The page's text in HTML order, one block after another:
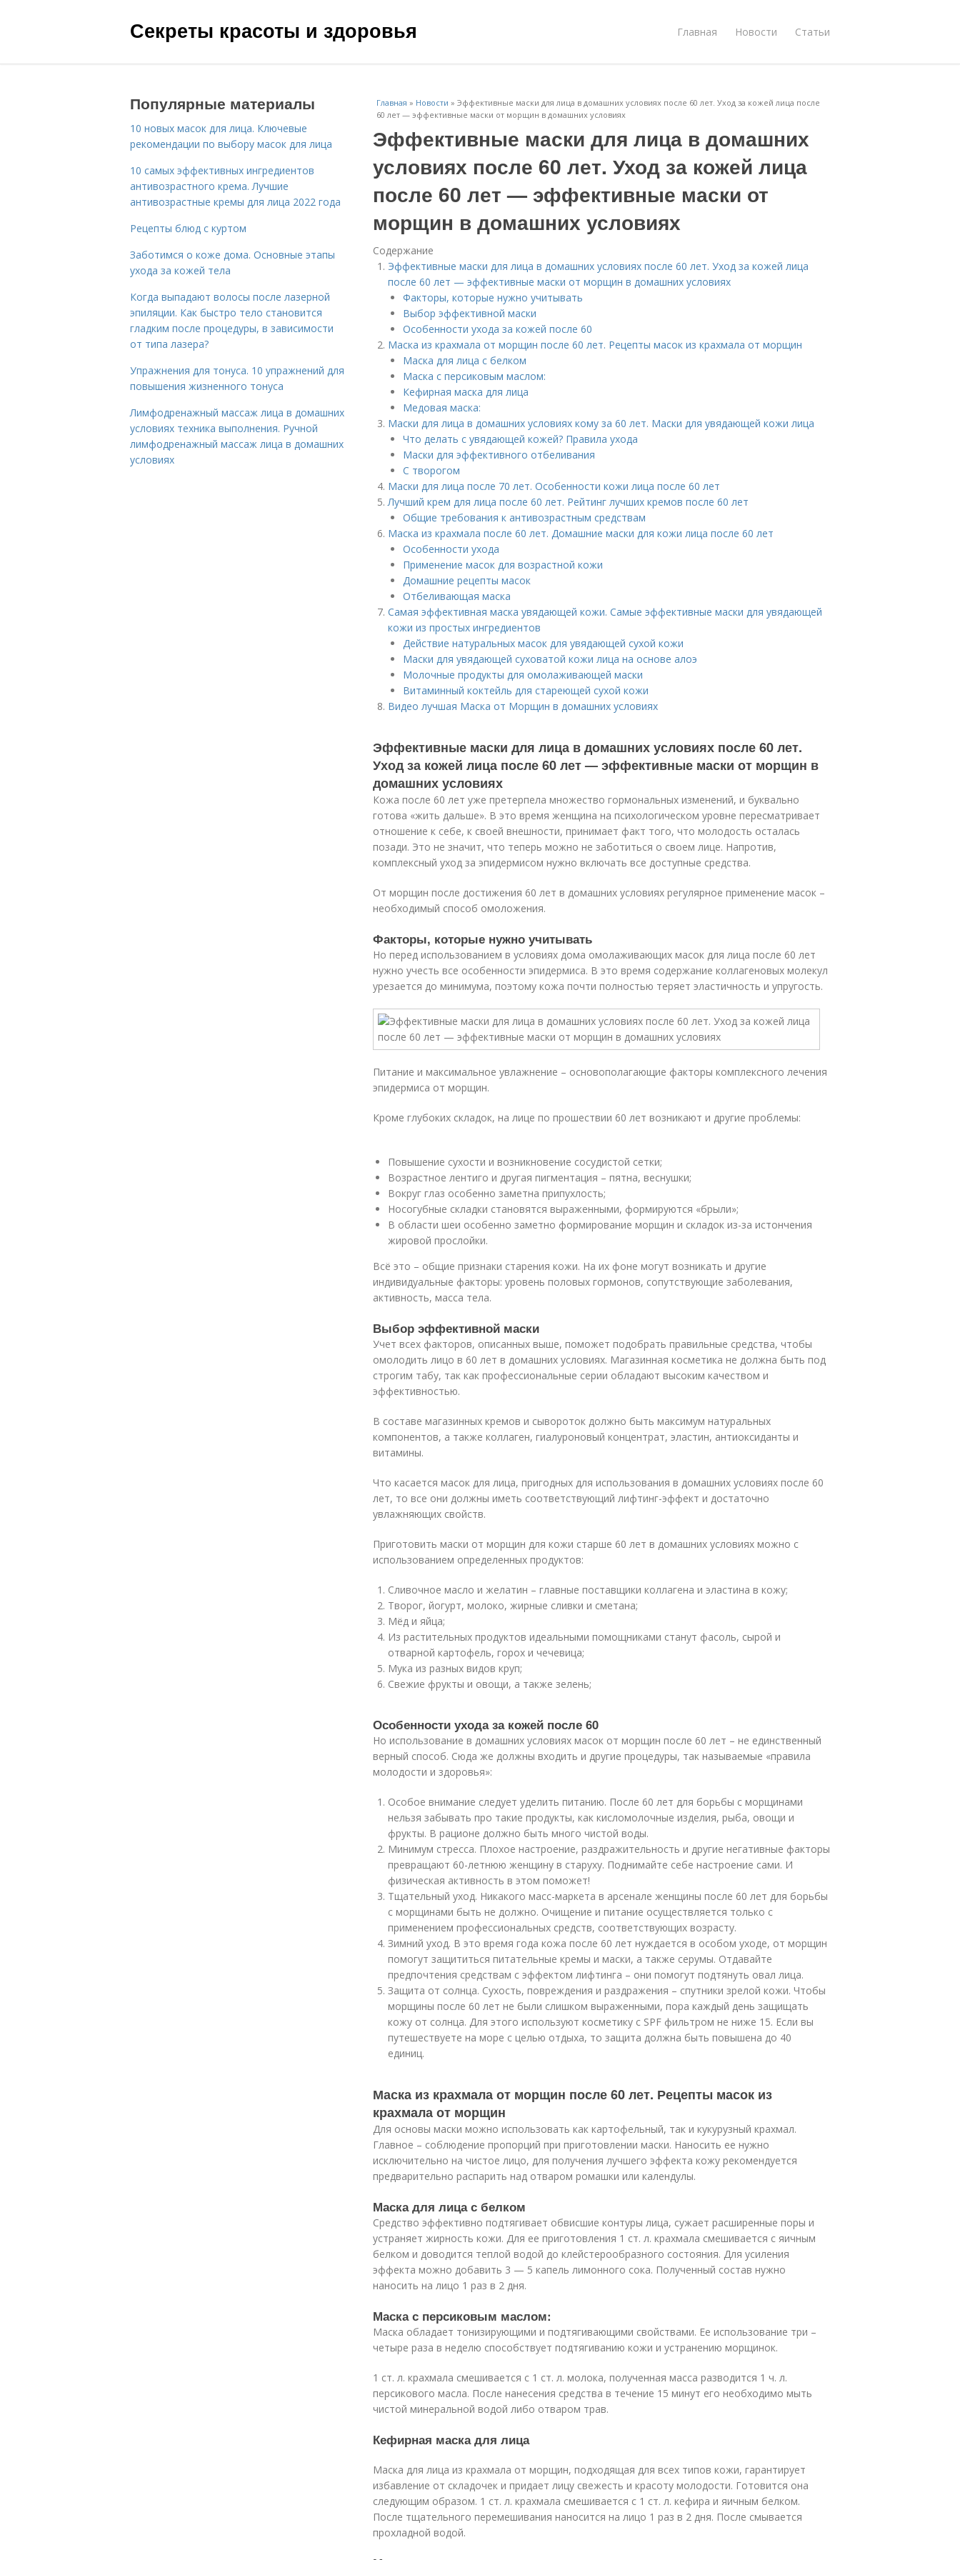
Секреты красоты и здоровья Главная Новости Статьи
Главная » Новости » Эффективные маски для лица в домашних условиях после 60 лет. Уход за кожей лица после
60 лет — эффективные маски от морщин в домашних условиях
Эффективные маски для лица в домашних
условиях после 60 лет. Уход за кожей лица
после 60 лет — эффективные маски от
морщин в домашних условиях
Содержание
Эффективные маски для лица в домашних условиях после 60 лет. Уход за кожей лица
после 60 лет — эффективные маски от морщин в домашних условиях
Факторы, которые нужно учитывать
Выбор эффективной маски
Особенности ухода за кожей после 60
Маска из крахмала от морщин после 60 лет. Рецепты масок из крахмала от морщин
Маска для лица с белком
Маска с персиковым маслом:
Кефирная маска для лица
Медовая маска:
Маски для лица в домашних условиях кому за 60 лет. Маски для увядающей кожи лица
Что делать с увядающей кожей? Правила ухода
Маски для эффективного отбеливания
С творогом
Маски для лица после 70 лет. Особенности кожи лица после 60 лет
Лучший крем для лица после 60 лет. Рейтинг лучших кремов после 60 лет
Общие требования к антивозрастным средствам
Маска из крахмала после 60 лет. Домашние маски для кожи лица после 60 лет
Особенности ухода
Применение масок для возрастной кожи
Домашние рецепты масок
Отбеливающая маска
Самая эффективная маска увядающей кожи. Самые эффективные маски для увядающей
кожи из простых ингредиентов
Действие натуральных масок для увядающей сухой кожи
Маски для увядающей суховатой кожи лица на основе алоэ
Молочные продукты для омолаживающей маски
Витаминный коктейль для стареющей сухой кожи
Видео лучшая Маска от Морщин в домашних условиях
Эффективные маски для лица в домашних условиях после 60 лет.
Уход за кожей лица после 60 лет — эффективные маски от морщин в
домашних условиях
Кожа после 60 лет уже претерпела множество гормональных изменений, и буквально
готова «жить дальше». В это время женщина на психологическом уровне пересматривает
отношение к себе, к своей внешности, принимает факт того, что молодость осталась
позади. Это не значит, что теперь можно не заботиться о своем лице. Напротив,
комплексный уход за эпидермисом нужно включать все доступные средства.
От морщин после достижения 60 лет в домашних условиях регулярное применение масок –
необходимый способ омоложения.
Факторы, которые нужно учитывать
Но перед использованием в условиях дома омолаживающих масок для лица после 60 лет
нужно учесть все особенности эпидермиса. В это время содержание коллагеновых молекул
урезается до минимума, поэтому кожа почти полностью теряет эластичность и упругость.
Питание и максимальное увлажнение – основополагающие факторы комплексного лечения
эпидермиса от морщин.
Кроме глубоких складок, на лице по прошествии 60 лет возникают и другие проблемы:
Повышение сухости и возникновение сосудистой сетки;
Возрастное лентиго и другая пигментация – пятна, веснушки;
Вокруг глаз особенно заметна припухлость;
Носогубные складки становятся выраженными, формируются «брыли»;
В области шеи особенно заметно формирование морщин и складок из-за истончения
жировой прослойки.
Всё это – общие признаки старения кожи. На их фоне могут возникать и другие
индивидуальные факторы: уровень половых гормонов, сопутствующие заболевания,
активность, масса тела.
Выбор эффективной маски
Учет всех факторов, описанных выше, поможет подобрать правильные средства, чтобы
омолодить лицо в 60 лет в домашних условиях. Магазинная косметика не должна быть под
строгим табу, так как профессиональные серии обладают высоким качеством и
эффективностью.
В составе магазинных кремов и сывороток должно быть максимум натуральных
компонентов, а также коллаген, гиалуроновый концентрат, эластин, антиоксиданты и
витамины.
Что касается масок для лица, пригодных для использования в домашних условиях после 60
лет, то все они должны иметь соответствующий лифтинг-эффект и достаточно
увлажняющих свойств.
Приготовить маски от морщин для кожи старше 60 лет в домашних условиях можно с
использованием определенных продуктов:
Сливочное масло и желатин – главные поставщики коллагена и эластина в кожу;
Творог, йогурт, молоко, жирные сливки и сметана;
Мёд и яйца;
Из растительных продуктов идеальными помощниками станут фасоль, сырой и
отварной картофель, горох и чечевица;
Мука из разных видов круп;
Свежие фрукты и овощи, а также зелень;
Особенности ухода за кожей после 60
Но использование в домашних условиях масок от морщин после 60 лет – не единственный
верный способ. Сюда же должны входить и другие процедуры, так называемые «правила
молодости и здоровья»:
Особое внимание следует уделить питанию. После 60 лет для борьбы с морщинами
нельзя забывать про такие продукты, как кисломолочные изделия, рыба, овощи и
фрукты. В рационе должно быть много чистой воды.
Минимум стресса. Плохое настроение, раздражительность и другие негативные факторы
превращают 60-летнюю женщину в старуху. Поднимайте себе настроение сами. И
физическая активность в этом поможет!
Тщательный уход. Никакого масс-маркета в арсенале женщины после 60 лет для борьбы
с морщинами быть не должно. Очищение и питание осуществляется только с
применением профессиональных средств, соответствующих возрасту.
Зимний уход. В это время года кожа после 60 лет нуждается в особом уходе, от морщин
помогут защититься питательные кремы и маски, а также серумы. Отдавайте
предпочтения средствам с эффектом лифтинга – они помогут подтянуть овал лица.
Защита от солнца. Сухость, повреждения и раздражения – спутники зрелой кожи. Чтобы
морщины после 60 лет не были слишком выраженными, пора каждый день защищать
кожу от солнца. Для этого используют косметику с SPF фильтром не ниже 15. Если вы
путешествуете на море с целью отдыха, то защита должна быть повышена до 40
единиц.
Маска из крахмала от морщин после 60 лет. Рецепты масок из
крахмала от морщин
Для основы маски можно использовать как картофельный, так и кукурузный крахмал.
Главное – соблюдение пропорций при приготовлении маски. Наносить ее нужно
исключительно на чистое лицо, для получения лучшего эффекта кожу рекомендуется
предварительно распарить над отваром ромашки или календулы.
Маска для лица с белком
Средство эффективно подтягивает обвисшие контуры лица, сужает расширенные поры и
устраняет жирность кожи. Для ее приготовления 1 ст. л. крахмала смешивается с яичным
белком и доводится теплой водой до клейстерообразного состояния. Для усиления
эффекта можно добавить 3 — 5 капель лимонного сока. Полученный состав нужно
наносить на лицо 1 раз в 2 дня.
Маска с персиковым маслом:
Маска обладает тонизирующими и подтягивающими свойствами. Ее использование три –
четыре раза в неделю способствует подтягиванию кожи и устранению морщинок.
1 ст. л. крахмала смешивается с 1 ст. л. молока, полученная масса разводится 1 ч. л.
персикового масла. После нанесения средства в течение 15 минут его необходимо мыть
чистой минеральной водой либо отваром трав.
Кефирная маска для лица
Маска для лица из крахмала от морщин, подходящая для всех типов кожи, гарантирует
избавление от складочек и придает лицу свежесть и красоту молодости. Готовится она
следующим образом. 1 ст. л. крахмала смешивается с 1 ст. л. кефира и яичным белком.
После тщательного перемешивания наносится на лицо 1 раз в 2 дня. После смывается
прохладной водой.
Популярные материалы
10 новых масок для лица. Ключевые
рекомендации по выбору масок для лица
10 самых эффективных ингредиентов
антивозрастного крема. Лучшие
антивозрастные кремы для лица 2022 года
Рецепты блюд с куртом
Заботимся о коже дома. Основные этапы
ухода за кожей тела
Когда выпадают волосы после лазерной
эпиляции. Как быстро тело становится
гладким после процедуры, в зависимости
от типа лазера?
Упражнения для тонуса. 10 упражнений для
повышения жизненного тонуса
Лимфодренажный массаж лица в домашних
условиях техника выполнения. Ручной
лимфодренажный массаж лица в домашних
условиях